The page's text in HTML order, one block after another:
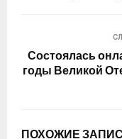
Состоялась
годы Великой
ПОХОЖИЕ